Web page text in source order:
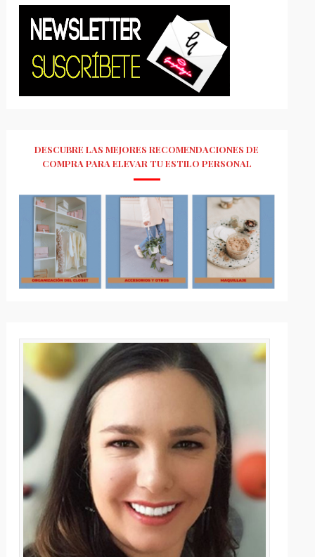
DESCUBRE LAS MEJORES RECOMENDACIONES DE
COMPRA PARA ELEVAR TU ESTILO PERSONAL